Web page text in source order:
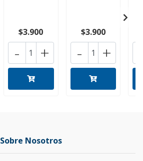
$3.900
+
-
$3.900
+
-
Sobre Nosotros